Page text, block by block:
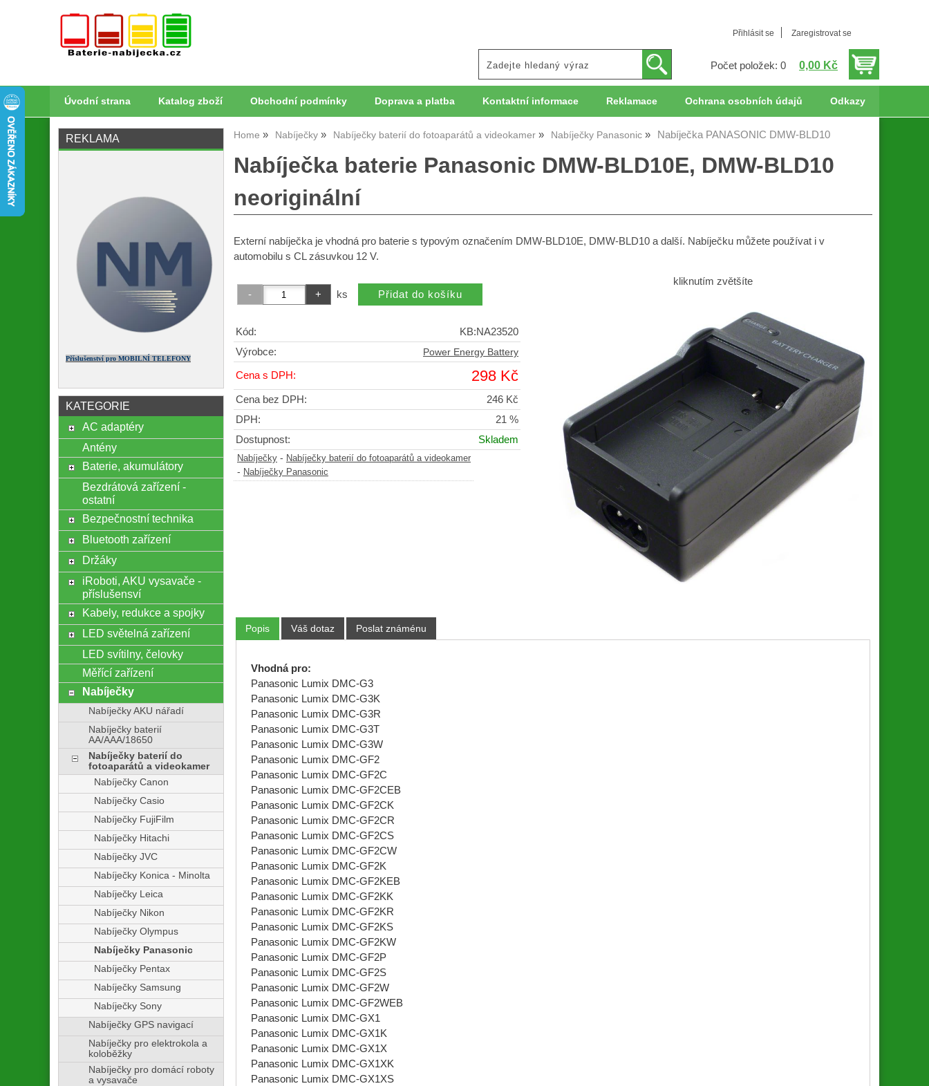
Přihlásit se Zaregistrovat se
Počet položek: 0 0,00 Kč
Úvodní strana Katalog zboží Obchodní podmínky Doprava a platba Kontaktní informace Reklamace Ochrana osobních údajů Odkazy
Home Nabíječky Nabíječky baterií do fotoaparátů a videokamer Nabíječky Panasonic Nabíječka PANASONIC DMW-BLD10
Nabíječka baterie Panasonic DMW-BLD10E, DMW-BLD10
neoriginální
Externí nabíječka je vhodná pro baterie s typovým označením DMW-BLD10E, DMW-BLD10 a další. Nabíječku můžete používat i v
automobilu s CL zásuvkou 12 V.
kliknutím zvětšíte
ks
Kód:
KB:NA23520
Výrobce:
Power Energy Battery
Cena s DPH: 298 Kč
Cena bez DPH:
246 Kč
DPH:
21 %
Dostupnost:
Skladem
Nabíječky - Nabíječky baterií do fotoaparátů a videokamer
- Nabíječky Panasonic
Popis Váš dotaz Poslat známénu
Vhodná pro:
Panasonic Lumix DMC-G3
Panasonic Lumix DMC-G3K
Panasonic Lumix DMC-G3R
Panasonic Lumix DMC-G3T
Panasonic Lumix DMC-G3W
Panasonic Lumix DMC-GF2
Panasonic Lumix DMC-GF2C
Panasonic Lumix DMC-GF2CEB
Panasonic Lumix DMC-GF2CK
Panasonic Lumix DMC-GF2CR
Panasonic Lumix DMC-GF2CS
Panasonic Lumix DMC-GF2CW
Panasonic Lumix DMC-GF2K
Panasonic Lumix DMC-GF2KEB
Panasonic Lumix DMC-GF2KK
Panasonic Lumix DMC-GF2KR
Panasonic Lumix DMC-GF2KS
Panasonic Lumix DMC-GF2KW
Panasonic Lumix DMC-GF2P
Panasonic Lumix DMC-GF2S
Panasonic Lumix DMC-GF2W
Panasonic Lumix DMC-GF2WEB
Panasonic Lumix DMC-GX1
Panasonic Lumix DMC-GX1K
Panasonic Lumix DMC-GX1X
Panasonic Lumix DMC-GX1XK
Panasonic Lumix DMC-GX1XS
REKLAMA
Příslušenství pro MOBILNÍ TELEFONY
KATEGORIE
AC adaptéry
Antény
Baterie, akumulátory
Bezdrátová zařízení -
ostatní
Bezpečnostní technika
Bluetooth zařízení
Držáky
iRoboti, AKU vysavače -
příslušensví
Kabely, redukce a spojky
LED světelná zařízení
LED svítilny, čelovky
Měřící zařízení
Nabíječky
Nabíječky AKU nářadí
Nabíječky baterií
AA/AAA/18650
Nabíječky baterií do
fotoaparátů a videokamer
Nabíječky Canon
Nabíječky Casio
Nabíječky FujiFilm
Nabíječky Hitachi
Nabíječky JVC
Nabíječky Konica - Minolta
Nabíječky Leica
Nabíječky Nikon
Nabíječky Olympus
Nabíječky Panasonic
Nabíječky Pentax
Nabíječky Samsung
Nabíječky Sony
Nabíječky GPS navigací
Nabíječky pro elektrokola a
koloběžky
Nabíječky pro domácí roboty
a vysavače